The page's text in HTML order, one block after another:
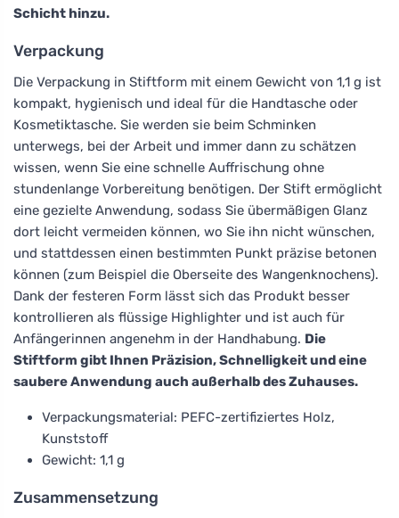
Schicht hinzu.
Verpackung
Die Verpackung in Stiftform mit einem Gewicht von 1,1 g ist
kompakt, hygienisch und ideal für die Handtasche oder
Kosmetiktasche. Sie werden sie beim Schminken
unterwegs, bei der Arbeit und immer dann zu schätzen
wissen, wenn Sie eine schnelle Auffrischung ohne
stundenlange Vorbereitung benötigen. Der Stift ermöglicht
eine gezielte Anwendung, sodass Sie übermäßigen Glanz
dort leicht vermeiden können, wo Sie ihn nicht wünschen,
und stattdessen einen bestimmten Punkt präzise betonen
können (zum Beispiel die Oberseite des Wangenknochens).
Dank der festeren Form lässt sich das Produkt besser
kontrollieren als flüssige Highlighter und ist auch für
Anfängerinnen angenehm in der Handhabung. Die
Stiftform gibt Ihnen Präzision, Schnelligkeit und eine
saubere Anwendung auch außerhalb des Zuhauses.
Verpackungsmaterial: PEFC-zertifiziertes Holz,
Kunststoff
Gewicht: 1,1 g
Zusammensetzung